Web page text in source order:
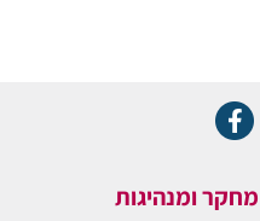
מחקר ומנהיגות